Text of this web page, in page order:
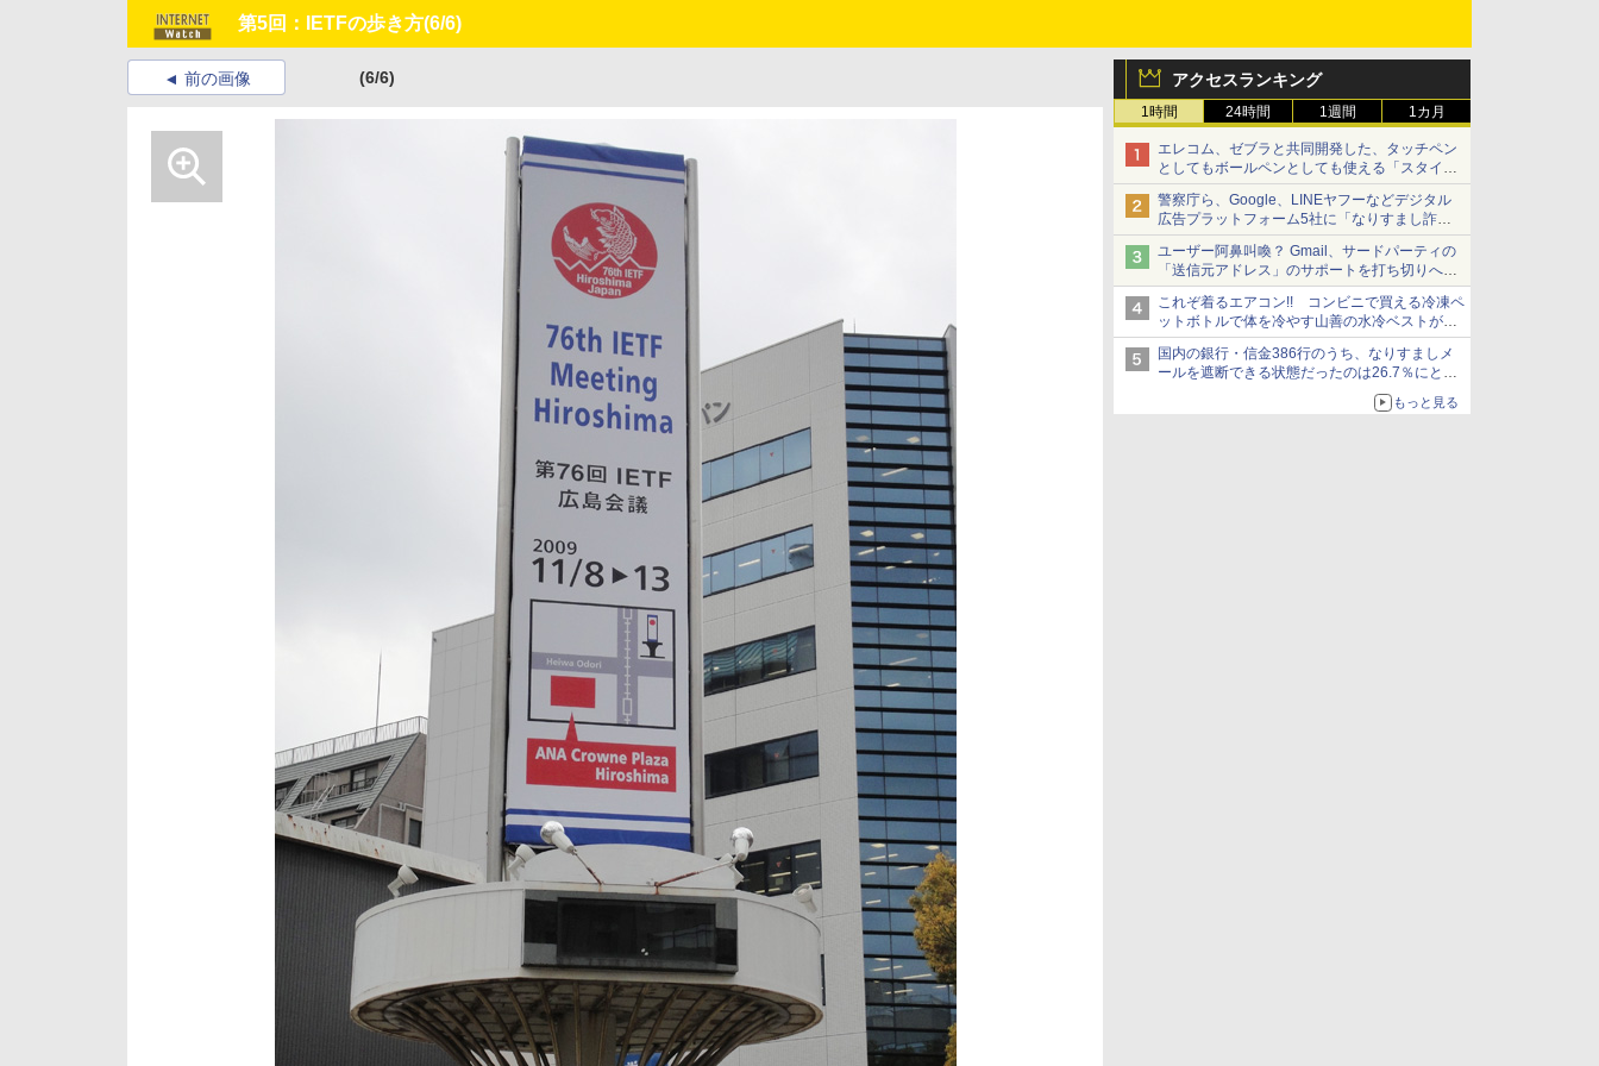
第5回：IETFの歩き方(6/6)
アクセスランキング
1時間 24時間 1週間 1カ月
エレコム、ゼブラと共同開発した、タッチペン
としてもボールペンとしても使える「スタイラ
スツーウェイ」発売 iPadにも紙にも、持ち替
えずに書き込める
警察庁ら、Google、LINEヤフーなどデジタル
広告プラットフォーム5社に「なりすまし詐欺
広告」対策強化を要請 著名人の写真や映像を
使った投資詐欺などへの対策として
ユーザー阿鼻叫喚？ Gmail、サードパーティの
「送信元アドレス」のサポートを打ち切りへ
【やじうまWatch】
これぞ着るエアコン!! コンビニで買える冷凍ペ
ットボトルで体を冷やす山善の水冷ベストがロ
ードバイクにちょうどいい【ぼっち・ざ・ろー
ど！その14】【空いた時間でなにしてる？】
国内の銀行・信金386行のうち、なりすましメ
ールを遮断できる状態だったのは26.7％にとど
まる～GMOブランドセキュリティ調査
もっと見る
前の画像 (6/6)